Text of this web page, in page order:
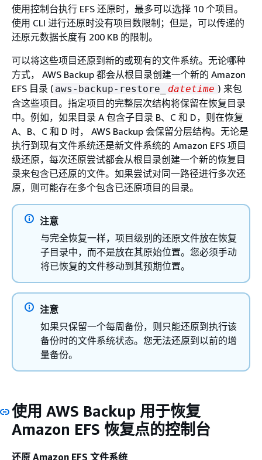
使用控制台执行 EFS 还原时，最多可以选择 10 个项目。
使用 CLI 进行还原时没有项目数限制；但是，可以传递的
还原元数据长度有 200 KB 的限制。
可以将这些项目还原到新的或现有的文件系统。无论哪种
方式， AWS Backup 都会从根目录创建一个新的 Amazon
EFS 目录 ( aws-backup-restore_ datetime ) 来包
含这些项目。指定项目的完整层次结构将保留在恢复目录
中。例如，如果目录 A 包含子目录 B、C 和 D，则在恢复
A、B、C 和 D 时， AWS Backup 会保留分层结构。无论是
执行到现有文件系统还是新文件系统的 Amazon EFS 项目
级还原，每次还原尝试都会从根目录创建一个新的恢复目
录来包含已还原的文件。如果尝试对同一路径进行多次还
原，则可能存在多个包含已还原项目的目录。
注意
与完全恢复一样，项目级别的还原文件放在恢复
子目录中，而不是放在其原始位置。您必须手动
将已恢复的文件移动到其预期位置。
注意
如果只保留一个每周备份，则只能还原到执行该
备份时的文件系统状态。您无法还原到以前的增
量备份。
使用 AWS Backup 用于恢复
Amazon EFS 恢复点的控制台
还原 Amazon EFS 文件系统